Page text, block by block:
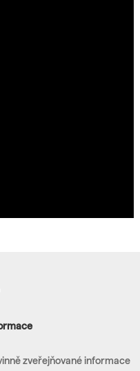
zveřejňované informace